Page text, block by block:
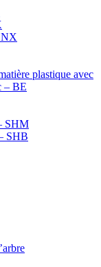
NX
plastique avec
– BE
SHM
SHB